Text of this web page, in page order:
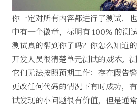
你一定对所有内容都进行了测试，
中有一个徽章，标明有 100% 的测
测试真的帮到你了吗？你怎么知道的
开发人员很清楚单元测试的成本。
它们无法按照预期工作：存在假告
更改任何代码的情况下有时成功，
试发现的小问题很有价值，但是通